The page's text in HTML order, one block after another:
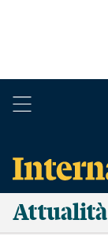
Attualità